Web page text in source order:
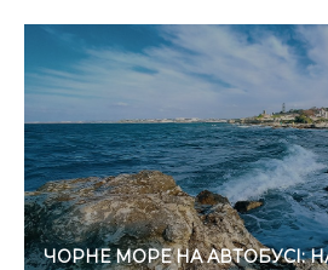
ЧОРНЕ МОРЕ НА АВТОБУСІ: